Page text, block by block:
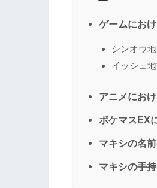
ゲームにお
シンオウ
イッシュ
アニメにお
ポケマスEX
マキシの名
マキシの手